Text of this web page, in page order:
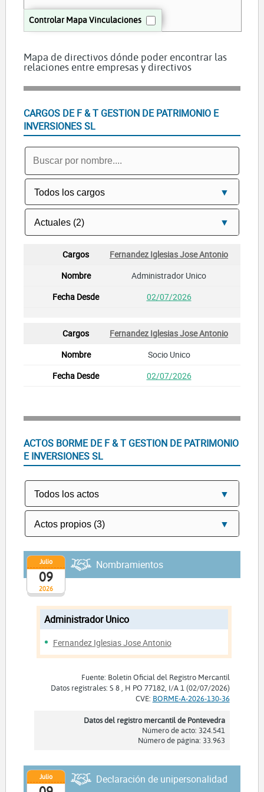
Controlar Mapa Vinculaciones
Mapa de directivos dónde poder encontrar las
relaciones entre empresas y directivos
CARGOS DE F & T GESTION DE PATRIMONIO E
INVERSIONES SL
Fernandez Iglesias Jose Antonio
Administrador Unico
02/07/2026
Fernandez Iglesias Jose Antonio
Socio Unico
02/07/2026
ACTOS BORME DE F & T GESTION DE PATRIMONIO
E INVERSIONES SL
2026
Julio
09
Nombramientos
Administrador Unico
Fernandez Iglesias Jose Antonio
Fuente: Boletín Oficial del Registro Mercantil
Datos registrales: S 8 , H PO 77182, I/A 1 (02/07/2026)
CVE: BORME-A-2026-130-36
Datos del registro mercantil de Pontevedra
Número de acto: 324.541
Número de página: 33.963
Julio Declaración de unipersonalidad